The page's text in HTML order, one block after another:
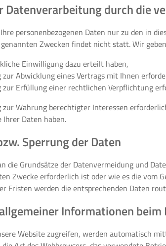
Datenverarbeitung durch die
personenbezogenen Daten nur zu den in
Zwecken findet nicht statt. Wir
Einwilligung dazu erteilt haben,
zur Abwicklung eines Vertrags mit Ihnen
zur Erfüllung einer rechtlichen Verpflichtung
zur Wahrung berechtigter Interessen
Daten haben.
Sperrung der Daten
die Grundsätze der Datenvermeidung und
Zwecke erforderlich ist oder wie es die vom
Fristen werden die entsprechenden Daten
Informationen
Website zugreifen, werden automatisch